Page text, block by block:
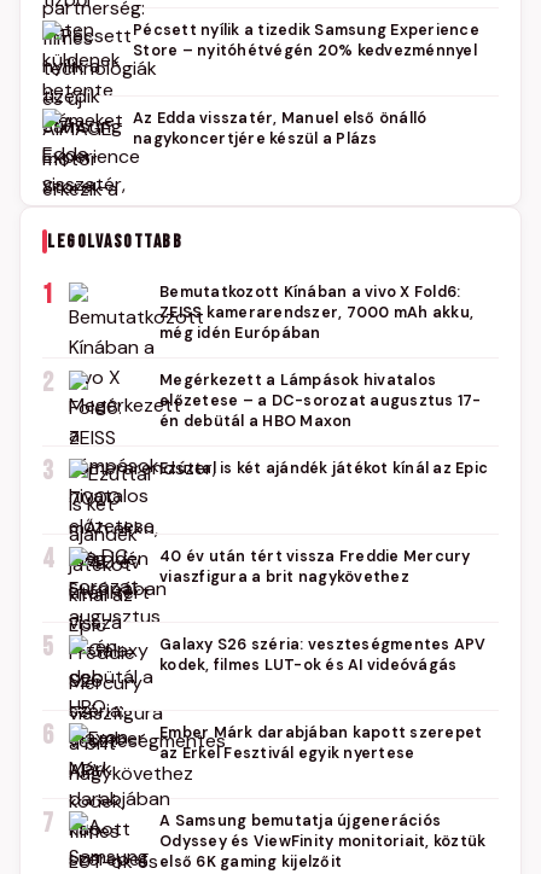
Pécsett nyílik a tizedik Samsung Experience
Store – nyitóhétvégén 20% kedvezménnyel
Az Edda visszatér, Manuel első önálló
nagykoncertjére készül a Plázs
LEGOLVASOTTABB
1
Bemutatkozott Kínában a vivo X Fold6:
ZEISS kamerarendszer, 7000 mAh akku,
még idén Európában
2
Megérkezett a Lámpások hivatalos
előzetese – a DC-sorozat augusztus 17-
én debütál a HBO Maxon
3 Ezúttal is két ajándék játékot kínál az Epic
4
40 év után tért vissza Freddie Mercury
viaszfigura a brit nagykövethez
5
Galaxy S26 széria: veszteségmentes APV
kodek, filmes LUT-ok és AI videóvágás
6
Ember Márk darabjában kapott szerepet
az Erkel Fesztivál egyik nyertese
7
A Samsung bemutatja újgenerációs
Odyssey és ViewFinity monitoriait, köztük
első 6K gaming kijelzőit